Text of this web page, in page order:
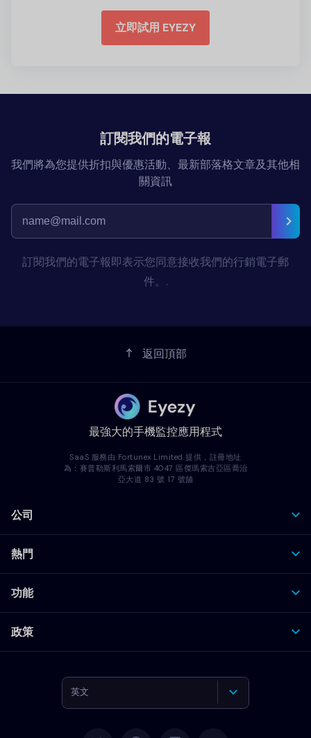
立即試用 EYEZY
訂閱我們的電子報
我們將為您提供折扣與優惠活動、最新部落格文章及其他相
關資訊
訂閱我們的電子報即表示您同意接收我們的行銷電子郵
件。.
返回頂部
最強大的手機監控應用程式
SaaS 服務由 Fortunex Limited 提供，註冊地址
為：賽普勒斯利馬索爾市 4047 區傑瑪索吉亞區喬治
亞大道 83 號 17 號舖
公司
熱門
功能
政策
英文